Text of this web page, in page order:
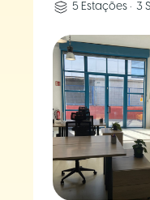
5 Estações • 3